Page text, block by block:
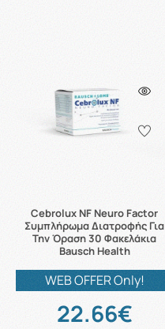
Cebrolux NF Neuro Factor
Συμπλήρωμα Διατροφής Για
Την Όραση 30 Φακελάκια
Bausch Health
WEB OFFER Only!
22.66€